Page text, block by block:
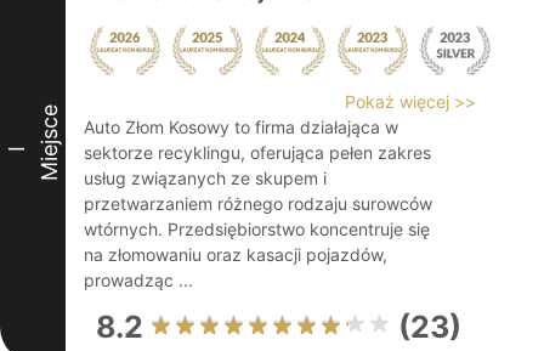
I Miejsce
Pokaż więcej >>
Auto Złom Kosowy to firma działająca w
sektorze recyklingu, oferująca pełen zakres
usług związanych ze skupem i
przetwarzaniem różnego rodzaju surowców
wtórnych. Przedsiębiorstwo koncentruje się
na złomowaniu oraz kasacji pojazdów,
prowadząc ...
8.2 (23)